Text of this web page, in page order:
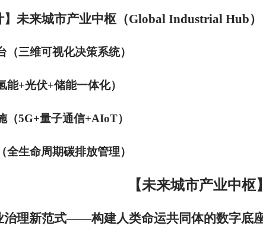
未来城市产业中枢（Global Industrial Hub）
（三维可视化决策系统）
能+光伏+储能一体化）
（5G+量子通信+AIoT）
全生命周期碳排放管理）
【未来城市产业中枢】
治理新范式——构建人类命运共同体的数字底